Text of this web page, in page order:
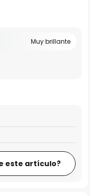
Muy brillante
este artículo?